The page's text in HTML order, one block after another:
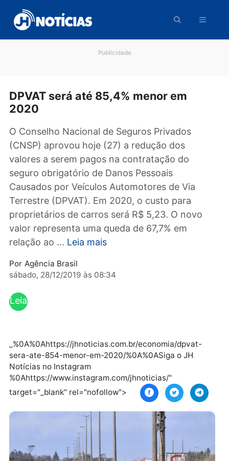
para
conteúdo
DPVAT será até 85,4% menor em
O Conselho Nacional de Seguros Privados
(CNSP) aprovou hoje (27) a redução dos
valores a serem pagos na contratação do
seguro obrigatório de Danos Pessoais
Causados por Veículos Automotores de Via
Terrestre (DPVAT). Em 2020, o custo para
proprietários de carros será R$ 5,23. O novo
relação ao ...Leia mais
Por
sábado, 28/12/2019 às 08:34
mai
s
_%0A%0Ahttps://jhnoticias.com.br/economia/dpvat-
sera-ate-854-menor-em-2020/%0A%0ASiga o JH
%0Ahttps://www.instagram.com/jhnoticias/"
target="_blank" rel="nofollow">